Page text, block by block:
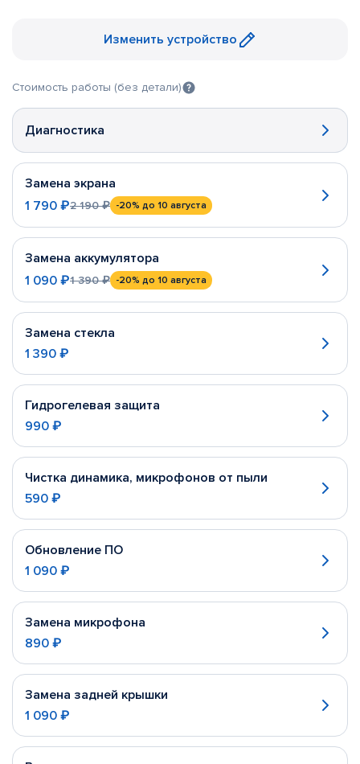
Изменить устройство
Стоимость работы (без детали)
Диагностика
Замена экрана
1 790 ₽2 190 ₽ -20% до 10 августа
Замена аккумулятора
1 090 ₽1 390 ₽ -20% до 10 августа
Замена стекла
1 390 ₽
Гидрогелевая защита
990 ₽
Чистка динамика, микрофонов от пыли
590 ₽
Обновление ПО
1 090 ₽
Замена микрофона
890 ₽
Замена задней крышки
1 090 ₽